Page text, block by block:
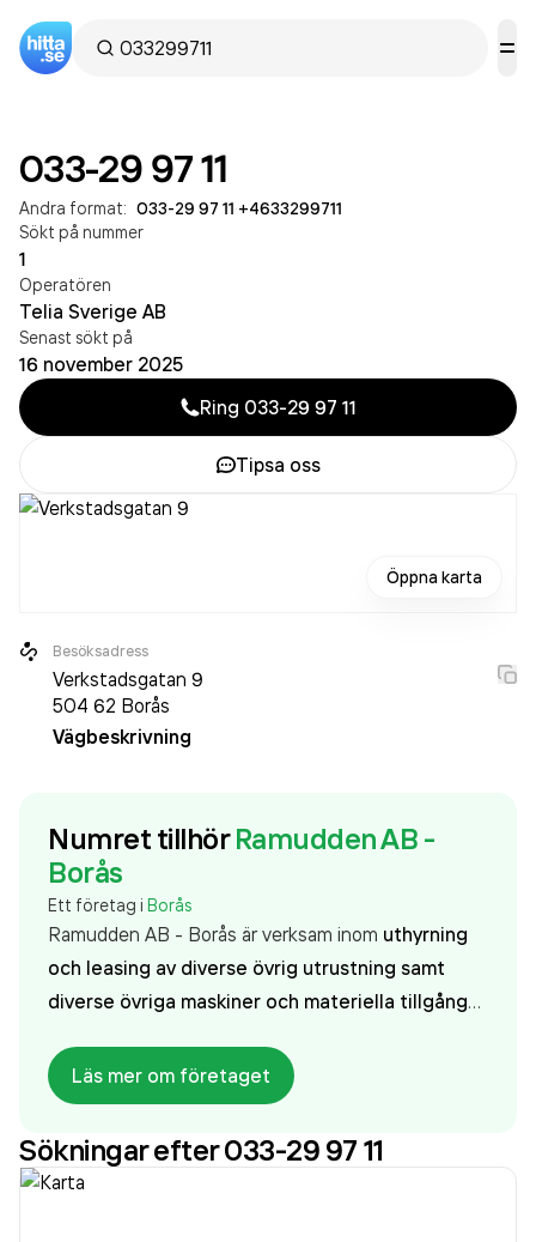
033-29 97 11
Andra format: 033-29 97 11 +4633299711
Sökt på nummer
1
Operatören
Telia Sverige AB
Senast sökt på
16 november 2025
Ring 033-29 97 11
Tipsa oss
Öppna karta
Besöksadress
Verkstadsgatan 9
504 62 Borås
Vägbeskrivning
Numret tillhör Ramudden AB -
Borås
Ett företag i Borås
Ramudden AB - Borås är verksam inom uthyrning
och leasing av diverse övrig utrustning samt
diverse övriga maskiner och materiella tillgångar
anställda har minskat med 5 personer sedan 2024
då det jobbade 555 personer på företaget. Bolaget
är ett aktiebolag som varit aktivt sedan 2005.
Ramudden AB - Boråsomsatte
Läs mer om företaget
Sökningar efter 033-29 97 11